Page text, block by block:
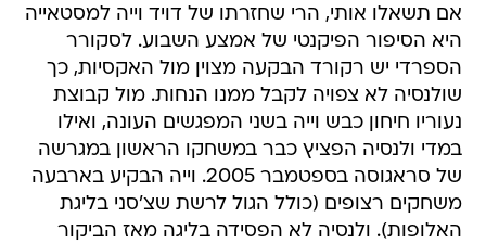
אם תשאלו אותי, הרי שחזרתו של דויד וייה למסטאייה
היא הסיפור הפיקנטי של אמצע השבוע. לסקורר
הספרדי יש רקורד הבקעה מצוין מול האקסיות, כך
שולנסיה לא צפויה לקבל ממנו הנחות. מול קבוצת
נעוריו חיחון כבש וייה בשני המפגשים העונה, ואילו
במדי ולנסיה הפציץ כבר במשחקו הראשון במגרשה
של סראגוסה בספטמבר 2005. וייה הבקיע בארבעה
משחקים רצופים (כולל הגול לרשת שצ'סני בליגת
האלופות). ולנסיה לא הפסידה בליגה מאז הביקור